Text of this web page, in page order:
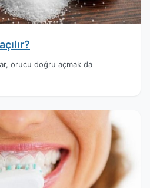
orucu doğru açmak da